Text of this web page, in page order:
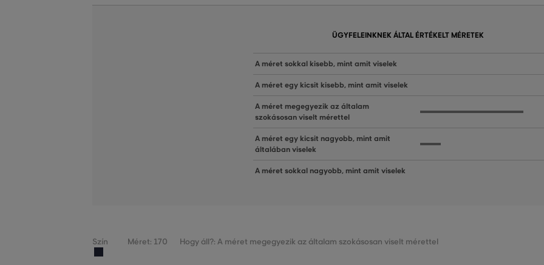
ÜGYFELEINKNEK ÁLTAL ÉRTÉKELT MÉRETEK
A méret sokkal kisebb, mint amit viselek
A méret egy kicsit kisebb, mint amit viselek
A méret megegyezik az általam
szokásosan viselt mérettel
A méret egy kicsit nagyobb, mint amit
általában viselek
A méret sokkal nagyobb, mint amit viselek
Szín Méret: 170 Hogy áll?: A méret megegyezik az általam szokásosan viselt mérettel